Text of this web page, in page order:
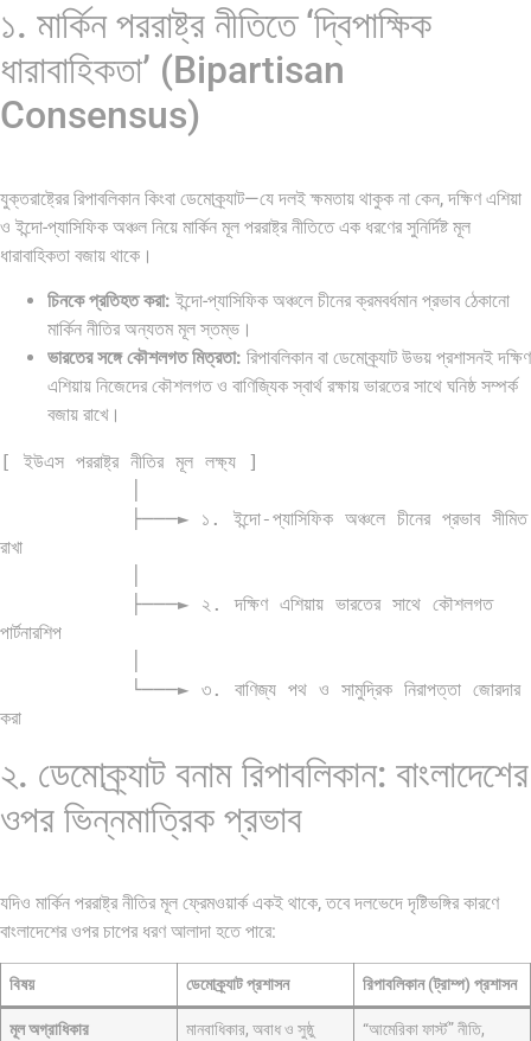
১. মার্কিন পররাষ্ট্র নীতিতে ‘দ্বিপাক্ষিক
ধারাবাহিকতা’ (Bipartisan
Consensus)
যুক্তরাষ্ট্রের রিপাবলিকান কিংবা ডেমোক্র্যাট—যে দলই ক্ষমতায় থাকুক না কেন, দক্ষিণ এশিয়া
ও ইন্দো-প্যাসিফিক অঞ্চল নিয়ে মার্কিন মূল পররাষ্ট্র নীতিতে এক ধরণের সুনির্দিষ্ট মূল
ধারাবাহিকতা বজায় থাকে।
চিনকে প্রতিহত করা: ইন্দো-প্যাসিফিক অঞ্চলে চীনের ক্রমবর্ধমান প্রভাব ঠেকানো
মার্কিন নীতির অন্যতম মূল স্তম্ভ।
ভারতের সঙ্গে কৌশলগত মিত্রতা: রিপাবলিকান বা ডেমোক্র্যাট উভয় প্রশাসনই দক্ষিণ
এশিয়ায় নিজেদের কৌশলগত ও বাণিজ্যিক স্বার্থ রক্ষায় ভারতের সাথে ঘনিষ্ঠ সম্পর্ক
বজায় রাখে।
[ ইউএস পররাষ্ট্র নীতির মূল লক্ষ্য ]
রাখা
পার্টনারশিপ
২. ডেমোক্র্যাট বনাম রিপাবলিকান: বাংলাদেশের
ওপর ভিন্নমাত্রিক প্রভাব
যদিও মার্কিন পররাষ্ট্র নীতির মূল ফ্রেমওয়ার্ক একই থাকে, তবে দলভেদে দৃষ্টিভঙ্গির কারণে
বাংলাদেশের ওপর চাপের ধরণ আলাদা হতে পারে:
বিষয় ডেমোক্র্যাট প্রশাসন রিপাবলিকান (ট্রাম্প) প্রশাসন
মূল অগ্রাধিকার
মানবাধিকার, অবাধ ও সুষ্ঠু
“আমেরিকা ফার্স্ট” নীতি,